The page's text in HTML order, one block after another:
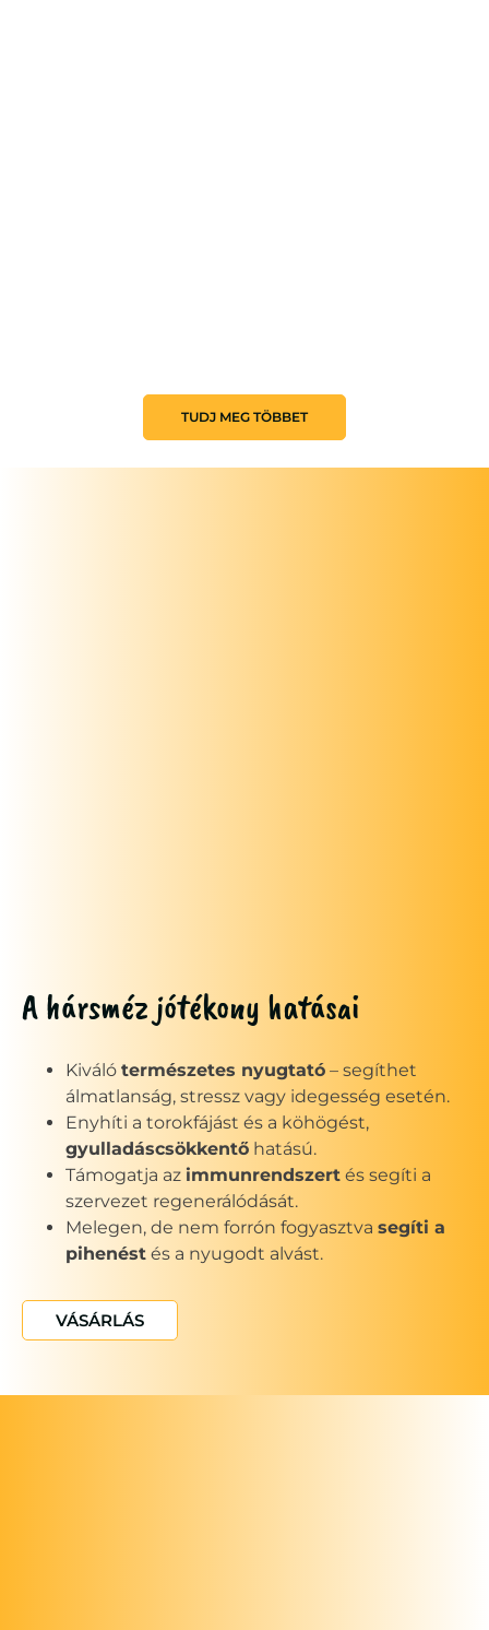
TUDJ MEG TÖBBET
A hársméz jótékony hatásai
Kiváló természetes nyugtató – segíthet
álmatlanság, stressz vagy idegesség esetén.
Enyhíti a torokfájást és a köhögést,
gyulladáscsökkentő hatású.
Támogatja az immunrendszert és segíti a
szervezet regenerálódását.
Melegen, de nem forrón fogyasztva segíti a
pihenést és a nyugodt alvást.
VÁSÁRLÁS